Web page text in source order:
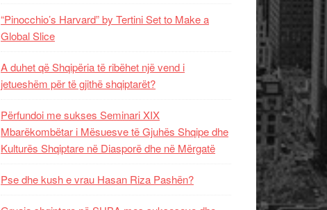
“Pinocchio’s Harvard” by Tertini Set to Make a
Global Slice
A duhet që Shqipëria të ribëhet një vend i
jetueshëm për të gjithë shqiptarët?
Përfundoi me sukses Seminari XIX
Mbarëkombëtar i Mësuesve të Gjuhës Shqipe dhe
Kulturës Shqiptare në Diasporë dhe në Mërgatë
Pse dhe kush e vrau Hasan Riza Pashën?